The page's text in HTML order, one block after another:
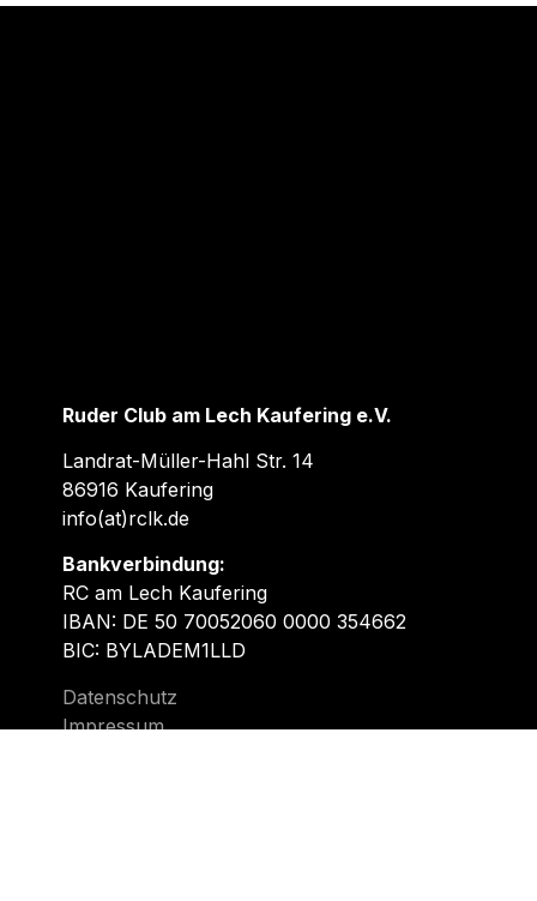
Ruder Club am Lech Kaufering e.V.
Landrat-Müller-Hahl Str. 14
86916 Kaufering
info(at)rclk.de
Bankverbindung:
RC am Lech Kaufering
IBAN: DE 50 70052060 0000 354662
BIC: BYLADEM1LLD
Datenschutz
Impressum